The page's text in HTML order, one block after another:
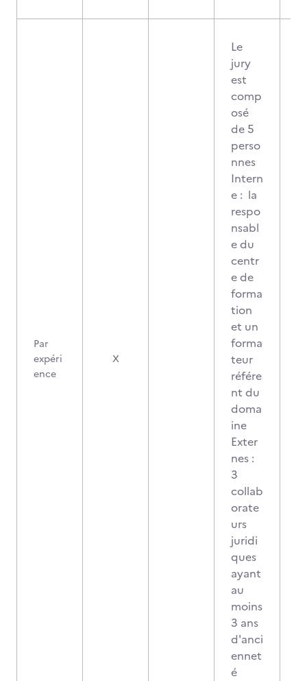
Par
expéri
ence
X
Le
jury
est
comp
osé
de 5
perso
nnes
Intern
e : la
respo
nsabl
e du
centr
e de
forma
tion
et un
forma
teur
référe
nt du
doma
ine
Exter
nes :
3
collab
orate
urs
juridi
ques
ayant
au
moins
3 ans
d'anci
ennet
é